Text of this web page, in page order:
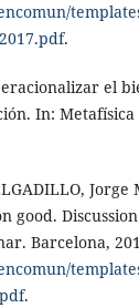
.
el
In: Metafísica
good.
Barcelona,
.